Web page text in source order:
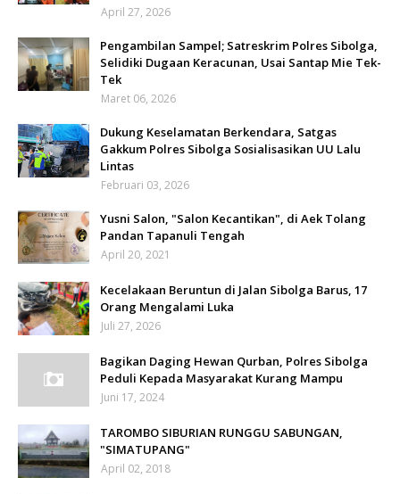
April 27, 2026
Pengambilan Sampel; Satreskrim Polres Sibolga,
Selidiki Dugaan Keracunan, Usai Santap Mie Tek-
Tek
Maret 06, 2026
Dukung Keselamatan Berkendara, Satgas
Gakkum Polres Sibolga Sosialisasikan UU Lalu
Lintas
Februari 03, 2026
Yusni Salon, "Salon Kecantikan", di Aek Tolang
Pandan Tapanuli Tengah
April 20, 2021
Kecelakaan Beruntun di Jalan Sibolga Barus, 17
Orang Mengalami Luka
Juli 27, 2026
Bagikan Daging Hewan Qurban, Polres Sibolga
Peduli Kepada Masyarakat Kurang Mampu
Juni 17, 2024
TAROMBO SIBURIAN RUNGGU SABUNGAN,
"SIMATUPANG"
April 02, 2018